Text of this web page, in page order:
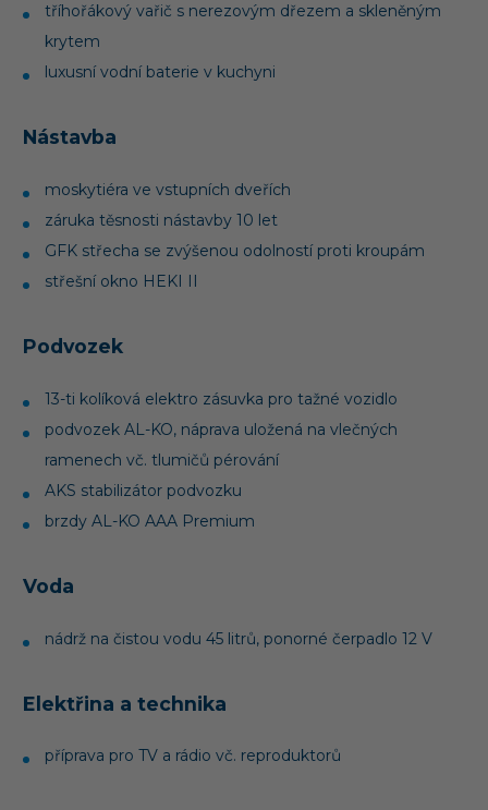
tříhořákový vařič s nerezovým dřezem a skleněným
krytem
luxusní vodní baterie v kuchyni
Nástavba
moskytiéra ve vstupních dveřích
záruka těsnosti nástavby 10 let
GFK střecha se zvýšenou odolností proti kroupám
střešní okno HEKI II
Podvozek
13-ti kolíková elektro zásuvka pro tažné vozidlo
podvozek AL-KO, náprava uložená na vlečných
ramenech vč. tlumičů pérování
AKS stabilizátor podvozku
brzdy AL-KO AAA Premium
Voda
nádrž na čistou vodu 45 litrů, ponorné čerpadlo 12 V
Elektřina a technika
příprava pro TV a rádio vč. reproduktorů